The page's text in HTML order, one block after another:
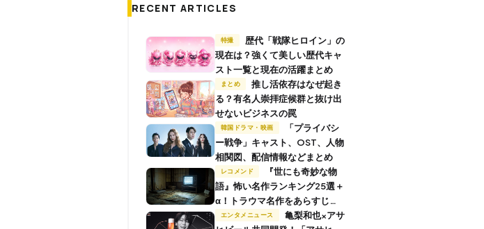
RECENT ARTICLES
特撮
現在は？強くて美しい歴代キャ
スト一覧と現在の活躍まとめ
まとめ
推し活依存はなぜ起き
る？有名人崇拝症候群と抜け出
せないビジネスの罠
韓国ドラマ・映画
ー戦争」キャスト、OST、人物
相関図、配信情報などまとめ
レコメンド
語』怖い名作ランキング25選＋
α！トラウマ名作をあらすじ付
きで解説
エンタメニュース